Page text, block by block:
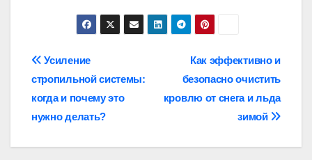
Навигация
по
записям
Как эффективно и
безопасно очистить
кровлю от снега и льда
зимой
Усиление
стропильной системы:
когда и почему это
нужно делать?